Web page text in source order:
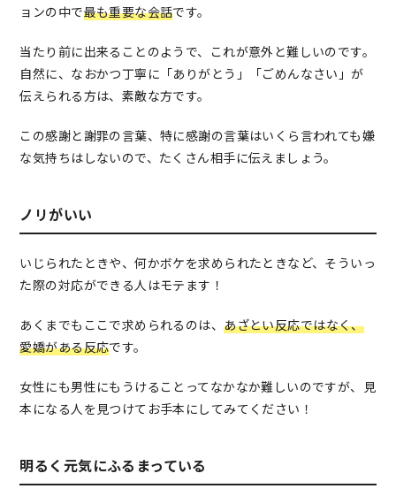
ョンの中で最も重要な会話です。
当たり前に出来ることのようで、これが意外と難しいのです。
自然に、なおかつ丁寧に「ありがとう」「ごめんなさい」が
伝えられる方は、素敵な方です。
この感謝と謝罪の言葉、特に感謝の言葉はいくら言われても嫌
な気持ちはしないので、たくさん相手に伝えましょう。
ノリがいい
いじられたときや、何かボケを求められたときなど、そういっ
た際の対応ができる人はモテます！
あくまでもここで求められるのは、あざとい反応ではなく、
愛嬌がある反応です。
女性にも男性にもうけることってなかなか難しいのですが、見
本になる人を見つけてお手本にしてみてください！
明るく元気にふるまっている